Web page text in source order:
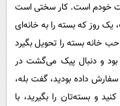
خودم است. کار سختی است
روز که بسته را به خانه‌ای
خانه بسته را تحویل بگیرد
و دنبال پیک می‌گشت در
داده بودید، گفت بله،
و بسته‌تان را بگیرید، با